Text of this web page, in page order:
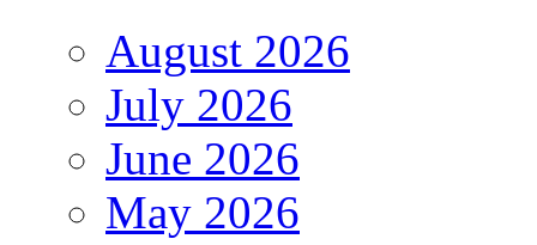
August 2026
July 2026
June 2026
May 2026